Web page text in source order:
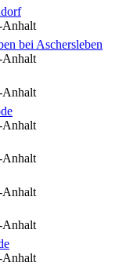
Anhalt
bei Aschersleben
Anhalt
Anhalt
Anhalt
Anhalt
Anhalt
Anhalt
Anhalt